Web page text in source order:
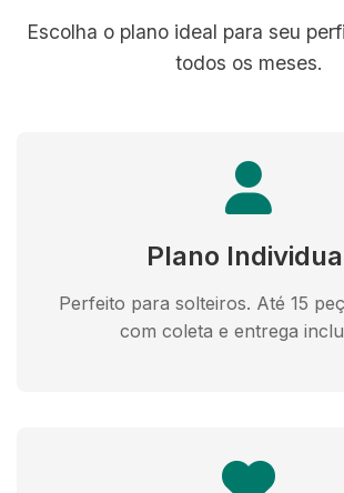
Escolha o plano ideal para seu
todos os meses.
Plano
Perfeito para solteiros. Até 15
com coleta e entrega